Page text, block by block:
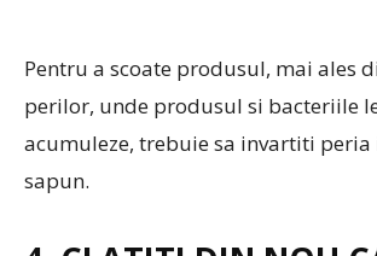
Pentru a scoate produsul, mai ales
perilor, unde produsul si bacteriile
acumuleze, trebuie sa invartiti
sapun.